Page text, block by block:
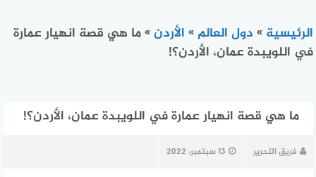
الرئيسية » دول العالم » الأردن»ما هي قصة انهيار عمارة
في اللويبدة عمان، الأردن؟!
ما هي قصة انهيار عمارة في اللويبدة عمان، الأردن؟!
فريق التحرير 13 سبتمبر، 2022